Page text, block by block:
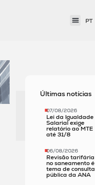
PT
Últimas notícias
07/08/2026
Lei da Igualdade
Salarial exige
relatório ao MTE
até 31/8
06/08/2026
Revisão tarifária
no saneamento é
tema de consulta
pública da ANA